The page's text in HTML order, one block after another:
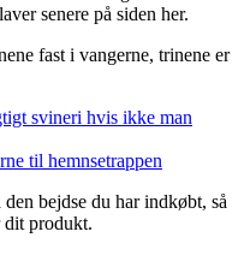
senere på siden her.
fast i vangerne, trinene er
bejdse du har indkøbt, så
produkt.